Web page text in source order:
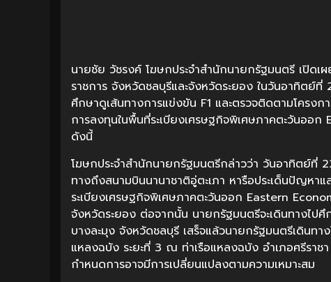
นายชัย วัชรงค์ โฆษกประจำสำนักนายกรัฐมนตรี เปิด
ราชการ จังหวัดชลบุรีและจังหวัดระยอง ในวันอาทิต
ศึกษาดูเส้นทางการแข่งขัน F1 และตรวจติดตามโครง
การลงทุนในพื้นที่ระเบียงเศรษฐกิจพิเศษภาคตะวันออ
ดังนี้
โฆษกประจำสำนักนายกรัฐมนตรีกล่าวว่า วันอาทิตย์ที่
ทางถึงสนามบินนานาชาติอู่ตะเภา หารือประเด็นปัญห
ระเบียงเศรษฐกิจพิเศษภาคตะวันออก Eastern
จังหวัดระยอง ต่อจากนั้น นายกรัฐมนตรีจะเดินทางไป
บางละมุง จังหวัดชลบุรี เสร็จแล้วนายกรัฐมนตรีเดินทา
แหลงฉบัง ระยะที่ 3 ณ ท่าเรือแหลงฉบัง อำเภอศรีรา
กำหนดการอาจมีการเปลี่ยนแปลงตามความเหมาะสม